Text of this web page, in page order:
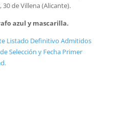
de Villena (Alicante).
azul y mascarilla.
Listado Definitivo Admitidos
Selección y Fecha Primer